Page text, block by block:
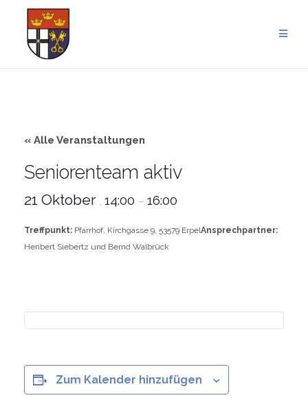
Inhalt
springen
« Alle Veranstaltungen
Seniorenteam aktiv
21 Oktober , 14:00 – 16:00
Treffpunkt: Pfarrhof, Kirchgasse 9, 53579 ErpelAnsprechpartner:
Heribert Siebertz und Bernd Walbrück
Zum Kalender hinzufügen